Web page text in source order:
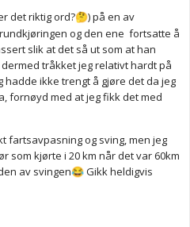
det riktig ord?🤔) på en av
og den ene fortsatte å
slik at det så ut som at han
tråkket jeg relativt hardt på
hadde ikke trengt å gjøre det da jeg
fornøyd med at jeg fikk det med
fartsavpasning og sving, men jeg
som kjørte i 20 km når det var 60km
av svingen😂 Gikk heldigvis